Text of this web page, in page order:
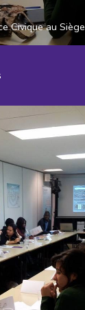
Civique au Siège